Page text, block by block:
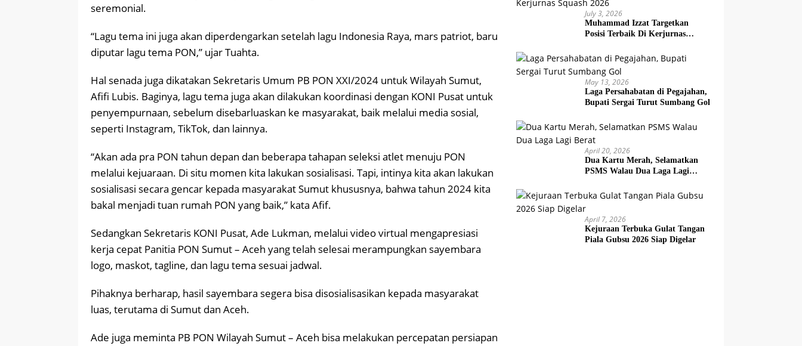
seremonial.
“Lagu tema ini juga akan diperdengarkan setelah lagu Indonesia Raya, mars patriot, baru
diputar lagu tema PON,” ujar Tuahta.
Hal senada juga dikatakan Sekretaris Umum PB PON XXI/2024 untuk Wilayah Sumut,
Afifi Lubis. Baginya, lagu tema juga akan dilakukan koordinasi dengan KONI Pusat untuk
penyempurnaan, sebelum disebarluaskan ke masyarakat, baik melalui media sosial,
seperti Instagram, TikTok, dan lainnya.
“Akan ada pra PON tahun depan dan beberapa tahapan seleksi atlet menuju PON
melalui kejuaraan. Di situ momen kita lakukan sosialisasi. Tapi, intinya kita akan lakukan
sosialisasi secara gencar kepada masyarakat Sumut khususnya, bahwa tahun 2024 kita
bakal menjadi tuan rumah PON yang baik,” kata Afif.
Sedangkan Sekretaris KONI Pusat, Ade Lukman, melalui video virtual mengapresiasi
kerja cepat Panitia PON Sumut – Aceh yang telah selesai merampungkan sayembara
logo, maskot, tagline, dan lagu tema sesuai jadwal.
Pihaknya berharap, hasil sayembara segera bisa disosialisasikan kepada masyarakat
luas, terutama di Sumut dan Aceh.
Ade juga meminta PB PON Wilayah Sumut – Aceh bisa melakukan percepatan persiapan
July 3, 2026
Muhammad Izzat Targetkan
Posisi Terbaik Di Kerjurnas
May 13, 2026
Laga Persahabatan di Pegajahan,
Bupati Sergai Turut Sumbang Gol
April 20, 2026
Dua Kartu Merah, Selamatkan
PSMS Walau Dua Laga Lagi
April 7, 2026
Kejuraan Terbuka Gulat Tangan
Piala Gubsu 2026 Siap Digelar